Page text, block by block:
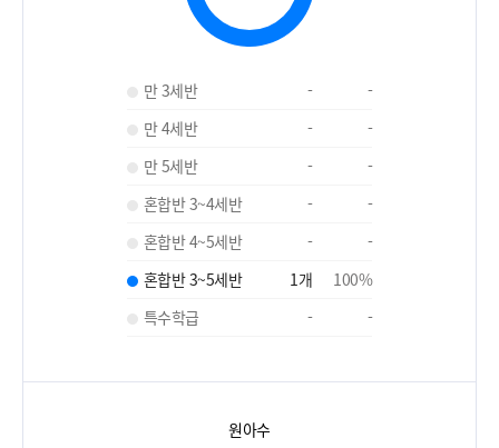
만 3세반 -
-
만 4세반
-
-
만 5세반
-
-
혼합반 3~4세반
-
-
혼합반 4~5세반
-
-
혼합반 3~5세반
1개 100%
특수학급
- -
원아수